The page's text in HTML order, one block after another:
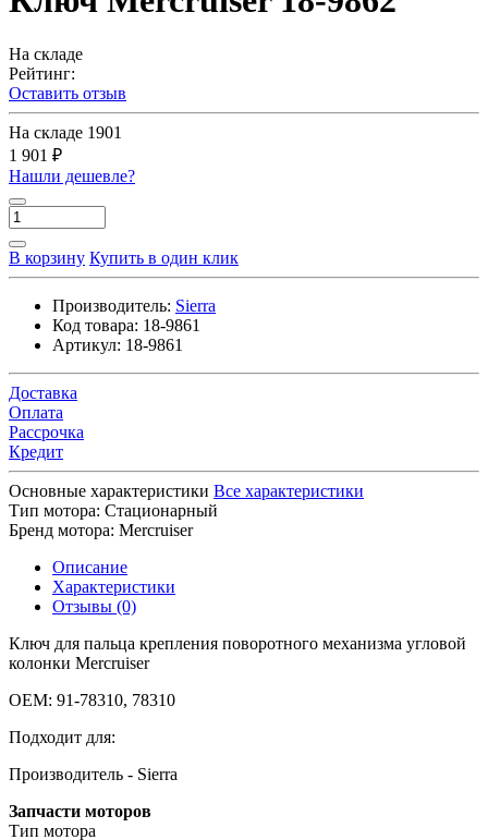
На складе
Рейтинг:
Оставить отзыв
На складе 1901
1 901 ₽
Нашли дешевле?
В корзину Купить в один клик
Производитель: Sierra
Код товара: 18-9861
Артикул: 18-9861
Доставка
Оплата
Рассрочка
Кредит
Основные характеристики Все характеристики
Тип мотора: Стационарный
Бренд мотора: Mercruiser
Описание
Характеристики
Отзывы (0)
Ключ для пальца крепления поворотного механизма угловой
колонки Mercruiser
OEM: 91-78310, 78310
Подходит для:
Производитель - Sierra
Запчасти моторов
Тип мотора